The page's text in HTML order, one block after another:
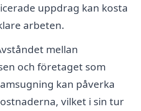
uppdrag kan kosta
arbeten.
mellan
och företaget som
kan påverka
vilket i sin tur